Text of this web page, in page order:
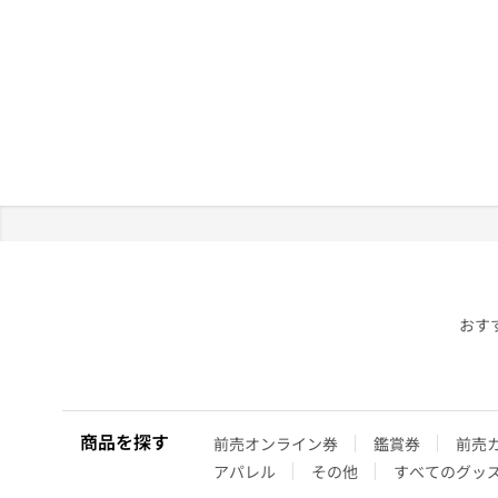
おす
商品を探す 前売オンライン券 鑑賞券
前売
アパレル
その他 すべてのグッ